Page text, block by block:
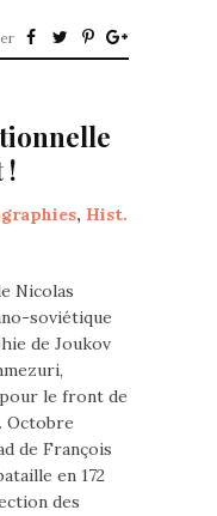
!
, Hist.
Nicolas
soviétique
de Joukov
pour le front de
Octobre
de François
en 172
des